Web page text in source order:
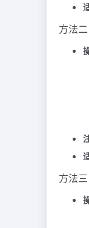
方法
方法